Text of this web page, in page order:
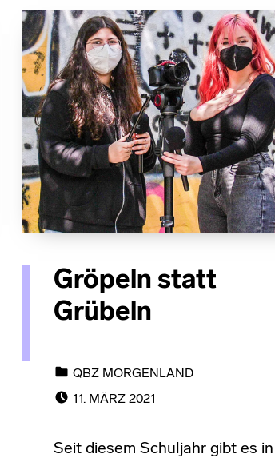
Gröpeln statt
Grübeln
QBZ MORGENLAND
11. MÄRZ 2021
Seit diesem Schuljahr gibt es in